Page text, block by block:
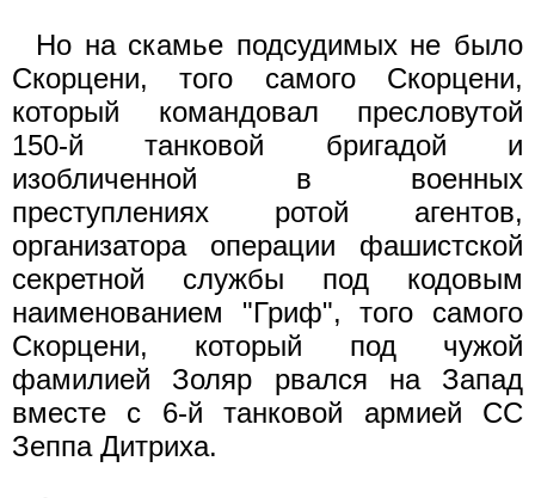
Но на скамье подсудимых не было
Скорцени, того самого Скорцени,
который командовал пресловутой
150-й танковой бригадой и
изобличенной в военных
преступлениях ротой агентов,
организатора операции фашистской
секретной службы под кодовым
наименованием "Гриф", того самого
Скорцени, который под чужой
фамилией Золяр рвался на Запад
вместе с 6-й танковой армией СС
Зеппа Дитриха.